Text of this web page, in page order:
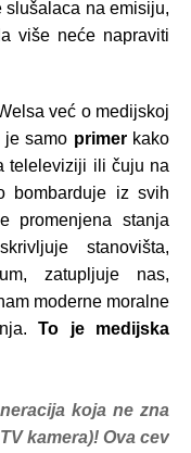
slušalaca na emisiju,
više neće napraviti
već o medijskoj
je samo primerkako
teleleviziji ili čuju na
bombarduje iz svih
promenjena stanja
stanovišta,
zatupljuje nas,
moderne moralne
To je medijska
koja ne zna
kamera)! Ova cev